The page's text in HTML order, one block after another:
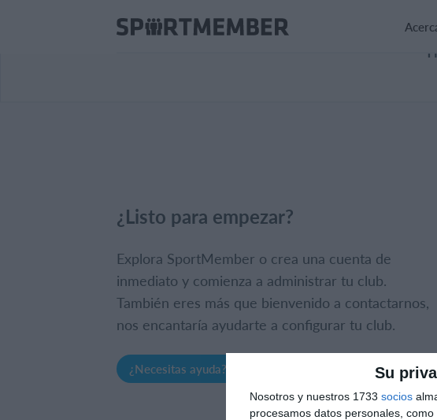
Su
Nosotros y nuestros 1733 socios
procesamos datos personales,
¿Listo para empezar?
Explora SportMember o crea una cuenta de
inmediato y comienza a administrar tu club.
También eres más que bienvenido a contactarnos,
nos encantaría ayudarte a configurar tu club.
¿Necesitas ayuda?